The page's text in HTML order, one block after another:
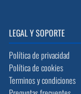
LEGAL Y SOPORTE
Política de privacidad
Política de cookies
Terminos y condiciones